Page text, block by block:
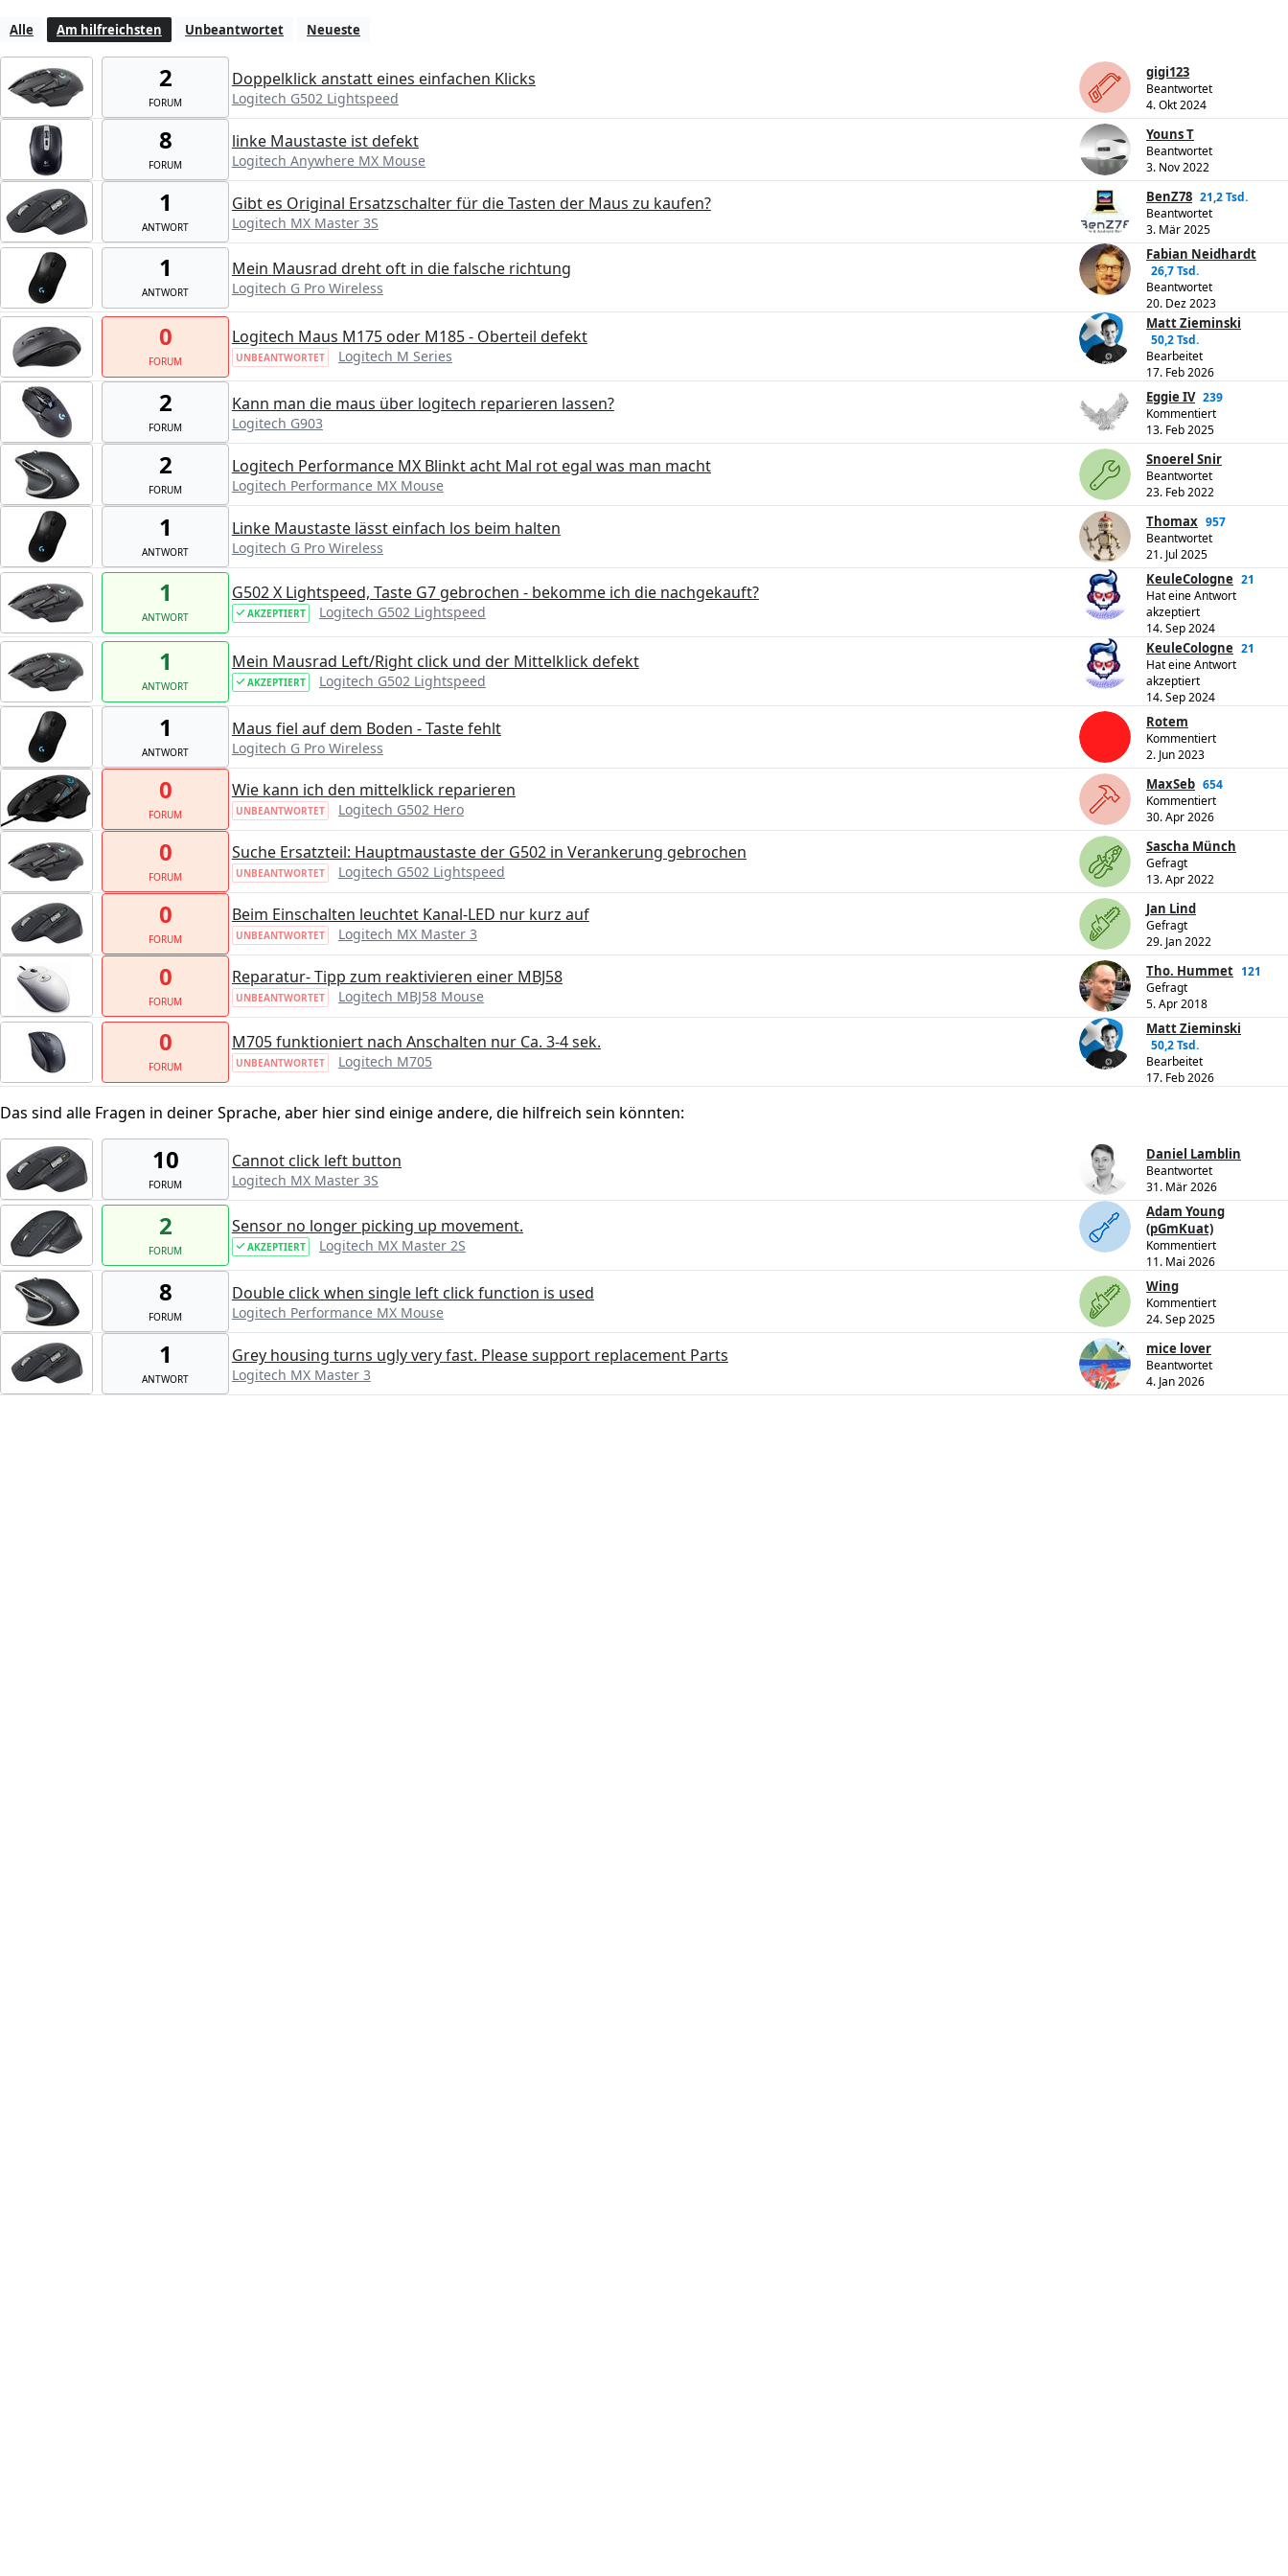
Alle Am hilfreichsten Unbeantwortet Neueste
2
FORUM
Doppelklick anstatt eines einfachen Klicks
Logitech G502 Lightspeed
gigi123
Beantwortet
4. Okt 2024
8
FORUM
linke Maustaste ist defekt
Logitech Anywhere MX Mouse
Youns T
Beantwortet
3. Nov 2022
1
ANTWORT
Gibt es Original Ersatzschalter für die Tasten der Maus zu kaufen?
Logitech MX Master 3S
BenZ78 21,2 Tsd.
Beantwortet
3. Mär 2025
1
ANTWORT
Mein Mausrad dreht oft in die falsche richtung
Logitech G Pro Wireless
Fabian Neidhardt
26,7 Tsd.
Beantwortet
20. Dez 2023
0
FORUM
Logitech Maus M175 oder M185 - Oberteil defekt
UNBEANTWORTET Logitech M Series
Matt Zieminski
50,2 Tsd.
Bearbeitet
17. Feb 2026
2
FORUM
Kann man die maus über logitech reparieren lassen?
Logitech G903
Eggie IV 239
Kommentiert
13. Feb 2025
2
FORUM
Logitech Performance MX Blinkt acht Mal rot egal was man macht
Logitech Performance MX Mouse
Snoerel Snir
Beantwortet
23. Feb 2022
1
ANTWORT
Linke Maustaste lässt einfach los beim halten
Logitech G Pro Wireless
Thomax 957
Beantwortet
21. Jul 2025
1
ANTWORT
G502 X Lightspeed, Taste G7 gebrochen - bekomme ich die nachgekauft?
AKZEPTIERT Logitech G502 Lightspeed
KeuleCologne 21
Hat eine Antwort
akzeptiert
14. Sep 2024
1
ANTWORT
Mein Mausrad Left/Right click und der Mittelklick defekt
AKZEPTIERT Logitech G502 Lightspeed
KeuleCologne 21
Hat eine Antwort
akzeptiert
14. Sep 2024
1
ANTWORT
Maus fiel auf dem Boden - Taste fehlt
Logitech G Pro Wireless
Rotem
Kommentiert
2. Jun 2023
0
FORUM
Wie kann ich den mittelklick reparieren
UNBEANTWORTET Logitech G502 Hero
MaxSeb 654
Kommentiert
30. Apr 2026
0
FORUM
Suche Ersatzteil: Hauptmaustaste der G502 in Verankerung gebrochen
UNBEANTWORTET Logitech G502 Lightspeed
Sascha Münch
Gefragt
13. Apr 2022
0
FORUM
Beim Einschalten leuchtet Kanal-LED nur kurz auf
UNBEANTWORTET Logitech MX Master 3
Jan Lind
Gefragt
29. Jan 2022
0
FORUM
Reparatur- Tipp zum reaktivieren einer MBJ58
UNBEANTWORTET Logitech MBJ58 Mouse
Tho. Hummet 121
Gefragt
5. Apr 2018
0
FORUM
M705 funktioniert nach Anschalten nur Ca. 3-4 sek.
UNBEANTWORTET Logitech M705
Matt Zieminski
50,2 Tsd.
Bearbeitet
17. Feb 2026
Das sind alle Fragen in deiner Sprache, aber hier sind einige andere, die hilfreich sein könnten:
10
FORUM
Cannot click left button
Logitech MX Master 3S
Daniel Lamblin
Beantwortet
31. Mär 2026
2
FORUM
Sensor no longer picking up movement.
AKZEPTIERT Logitech MX Master 2S
Adam Young
(pGmKuat)
Kommentiert
11. Mai 2026
8
FORUM
Double click when single left click function is used
Logitech Performance MX Mouse
Wing
Kommentiert
24. Sep 2025
1
ANTWORT
Grey housing turns ugly very fast. Please support replacement Parts
Logitech MX Master 3
mice lover
Beantwortet
4. Jan 2026